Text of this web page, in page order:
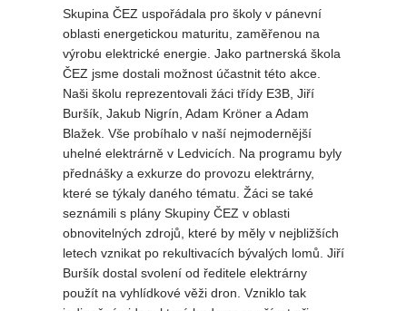
Skupina ČEZ uspořádala pro školy v pánevní
oblasti energetickou maturitu, zaměřenou na
výrobu elektrické energie. Jako partnerská škola
ČEZ jsme dostali možnost účastnit této akce.
Naši školu reprezentovali žáci třídy E3B, Jiří
Buršík, Jakub Nigrín, Adam Kröner a Adam
Blažek. Vše probíhalo v naší nejmodernější
uhelné elektrárně v Ledvicích. Na programu byly
přednášky a exkurze do provozu elektrárny,
které se týkaly daného tématu. Žáci se také
seznámili s plány Skupiny ČEZ v oblasti
obnovitelných zdrojů, které by měly v nejbližších
letech vznikat po rekultivacích bývalých lomů. Jiří
Buršík dostal svolení od ředitele elektrárny
použít na vyhlídkové věži dron. Vzniklo tak